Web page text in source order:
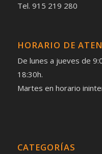
Tel. 915 219 280
HORARIO DE
De lunes a jueves de
18:30h.
Martes en horario
CATEGORÍAS